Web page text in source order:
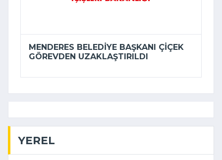
MENDERES BELEDIYE BAŞKANI ÇIÇEK
GÖREVDEN UZAKLAŞTIRILDI
YEREL